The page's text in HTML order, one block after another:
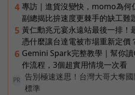
4 專訪｜進貨沒變快，momo為何
副總揭比拚速度更棘手的缺工難
5 黃仁勳兆元宴永遠站最後一排！
憑什麼讓台達電被市場重新定價
6 Gemini Spark完整教學｜幫你
作流程，3個超實用情境一次看
PR
告別極速迷思！台灣大哥大奪
標準